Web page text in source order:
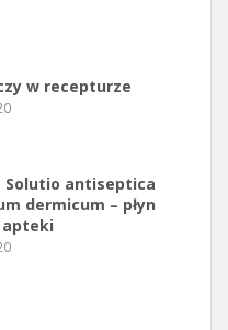
w recepturze
Solutio antiseptica
dermicum – płyn